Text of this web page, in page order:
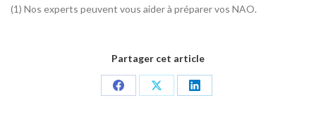
(1) Nos experts peuvent vous aider à préparer vos NAO.
Partager cet article
Share
Share
Share